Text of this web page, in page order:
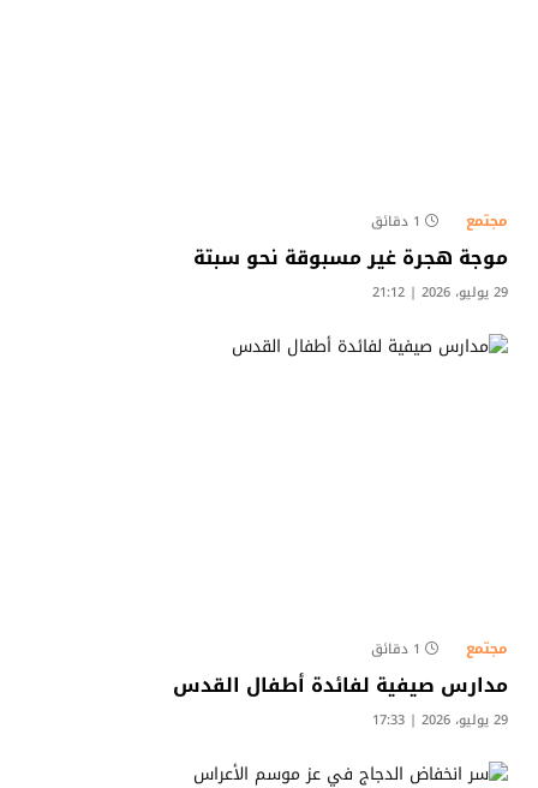
مجتمع 1 دقائق
موجة هجرة غير مسبوقة نحو سبتة
29 يوليو، 2026 | 21:12
مجتمع 1 دقائق
مدارس صيفية لفائدة أطفال القدس
29 يوليو، 2026 | 17:33